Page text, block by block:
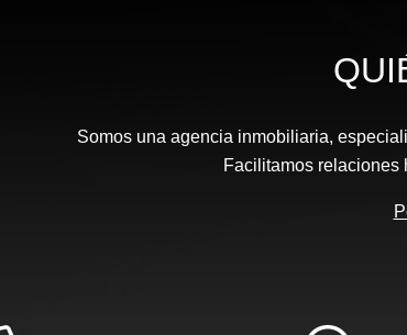
Somos una agencia inmobiliaria,
Facilitamos relaciones